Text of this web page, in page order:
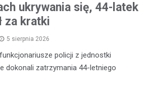
ukrywania się, 44-latek
za kratki
5 sierpnia 2026
policji z jednostki
dokonali zatrzymania 44-letniego